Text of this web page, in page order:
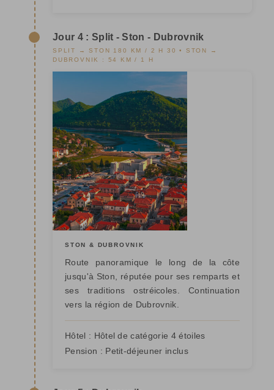
Jour 4 : Split - Ston - Dubrovnik
SPLIT → STON 180 KM / 2 H 30 • STON →
DUBROVNIK : 54 KM / 1 H
STON & DUBROVNIK
Route panoramique le long de la côte
jusqu'à Ston, réputée pour ses remparts et
ses traditions ostréicoles. Continuation
vers la région de Dubrovnik.
Hôtel : Hôtel de catégorie 4 étoiles
Pension : Petit-déjeuner inclus